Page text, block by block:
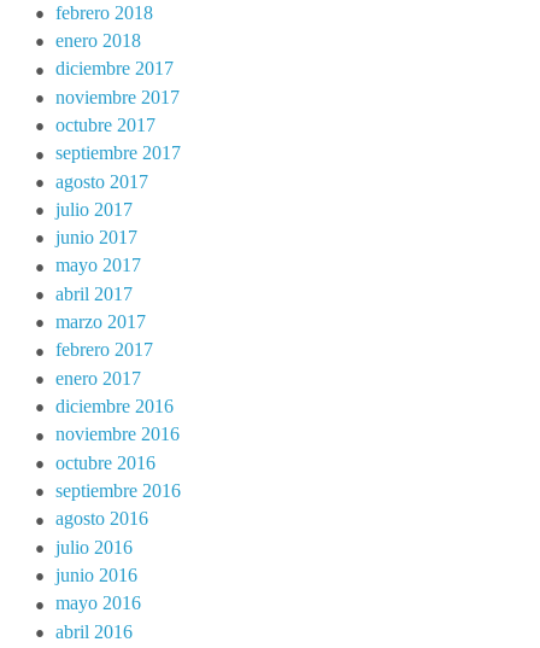
febrero 2018
enero 2018
diciembre 2017
noviembre 2017
octubre 2017
septiembre 2017
agosto 2017
julio 2017
junio 2017
mayo 2017
abril 2017
marzo 2017
febrero 2017
enero 2017
diciembre 2016
noviembre 2016
octubre 2016
septiembre 2016
agosto 2016
julio 2016
junio 2016
mayo 2016
abril 2016